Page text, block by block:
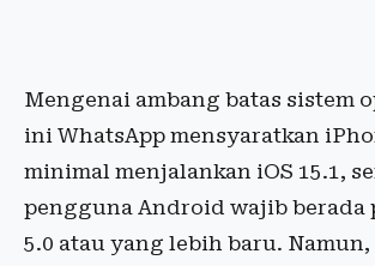
Mengenai ambang batas sistem
ini WhatsApp mensyaratkan
minimal menjalankan iOS 15.1,
pengguna Android wajib berada
5.0 atau yang lebih baru.